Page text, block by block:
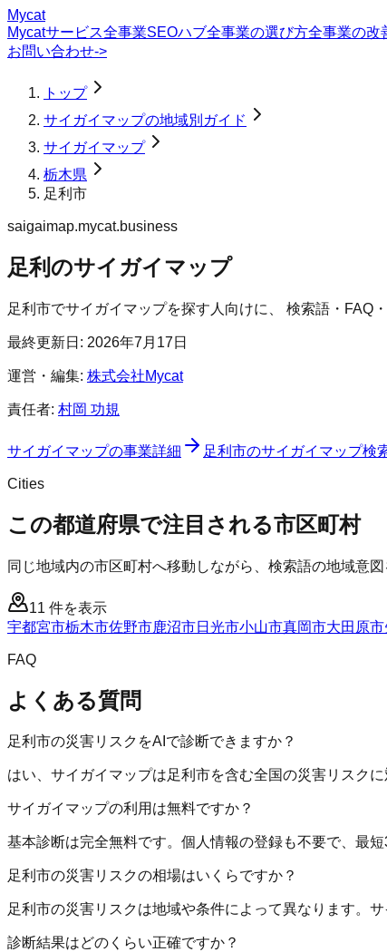
Mycat
Mycatサービス全事業SEOハブ全事業の選び方全事業の改
お問い合わせ->
トップ
サイガイマップの地域別ガイド
サイガイマップ
栃木県
足利市
saigaimap.mycat.business
足利のサイガイマップ
足利市でサイガイマップを探す人向けに、 検索語・FAQ
最終更新日: 2026年7月17日
運営・編集: 株式会社Mycat
責任者: 村岡 功規
サイガイマップの事業詳細 足利市のサイガイマップ検
Cities
この都道府県で注目される市区町村
同じ地域内の市区町村へ移動しながら、検索語の地域意図
11 件を表示
宇都宮市栃木市佐野市鹿沼市日光市小山市真岡市大田原市
FAQ
よくある質問
足利市の災害リスクをAIで診断できますか？
はい、サイガイマップは足利市を含む全国の災害リスク
サイガイマップの利用は無料ですか？
基本診断は完全無料です。個人情報の登録も不要で、最短
足利市の災害リスクの相場はいくらですか？
足利市の災害リスクは地域や条件によって異なります。
診断結果はどのくらい正確ですか？